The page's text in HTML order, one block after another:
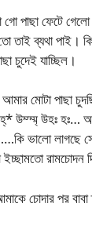
পাছা ফেটে
তাই ব্যথা পাই।
চুদেই যাচ্ছিল।
মোটা পাছা
উম্ম্ম্ উহঃ
ভালো লাগছে
ইচ্ছামতো
চোদার পর